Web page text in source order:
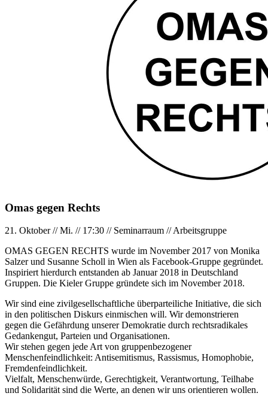
Omas gegen Rechts
21. Oktober//Mi. // 17:30 // Seminarraum //Arbeitsgruppe
OMAS GEGEN RECHTS wurde im November 2017 von Monika
Salzer und Susanne Scholl in Wien als Facebook-Gruppe gegründet.
Inspiriert hierdurch entstanden ab Januar 2018 in Deutschland
Gruppen. Die Kieler Gruppe gründete sich im November 2018.
Wir sind eine zivilgesellschaftliche überparteiliche Initiative, die sich
in den politischen Diskurs einmischen will. Wir demonstrieren
gegen die Gefährdung unserer Demokratie durch rechtsradikales
Gedankengut, Parteien und Organisationen.
Wir stehen gegen jede Art von gruppenbezogener
Menschenfeindlichkeit: Antisemitismus, Rassismus, Homophobie,
Fremdenfeindlichkeit.
Vielfalt, Menschenwürde, Gerechtigkeit, Verantwortung, Teilhabe
und Solidarität sind die Werte, an denen wir uns orientieren wollen.